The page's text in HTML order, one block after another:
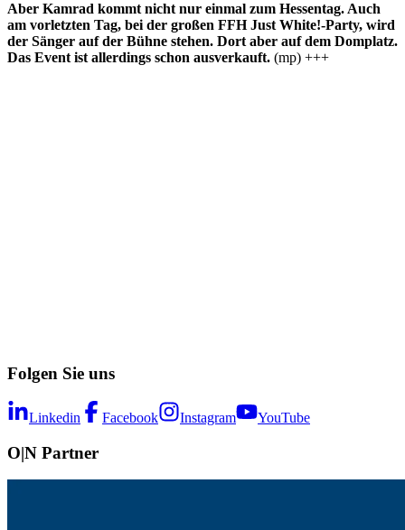
Aber Kamrad kommt nicht nur einmal zum Hessentag. Auch
am vorletzten Tag, bei der großen FFH Just White!-Party, wird
der Sänger auf der Bühne stehen. Dort aber auf dem Domplatz.
Das Event ist allerdings schon ausverkauft. (mp) +++
Folgen Sie uns
Linkedin Facebook Instagram YouTube
O|N Partner